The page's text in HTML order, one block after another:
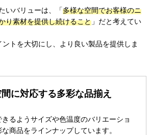
いバリューは、「多様な空間でお客様のニ
り素材を提供し続けること」だと考えてい
トを大切にし、より良い製品を提供しま
に対応する多彩な品揃え
るようサイズや色温度のバリエーショ
商品をラインナップしています。